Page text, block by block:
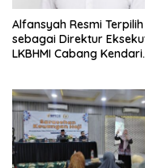
Alfansyah Resmi Terpilih
sebagai Direktur
LKBHMI Cabang Kendari